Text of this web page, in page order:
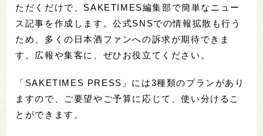
ただくだけで、SAKETIMES編集部で簡単なニュー
ス記事を作成します。公式SNSでの情報拡散も行う
ため、多くの日本酒ファンへの訴求が期待できま
す。広報や集客に、ぜひお役立てください。
「SAKETIMES PRESS」には3種類のプランがあり
ますので、ご要望やご予算に応じて、使い分けるこ
とができます。